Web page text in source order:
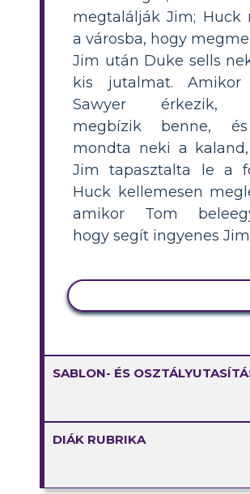
megtalálják Jim; Huck
a városba, hogy
Jim után Duke sells
kis jutalmat. Amikor
Sawyer érkezik,
megbízik benne,
mondta neki a
Jim tapasztalta le a
Huck kellemesen
amikor Tom
hogy segít ingyenes
SABLON- ÉS
DIÁK RUBRIKA